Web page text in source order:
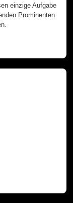
einzige Aufgabe
Prominenten